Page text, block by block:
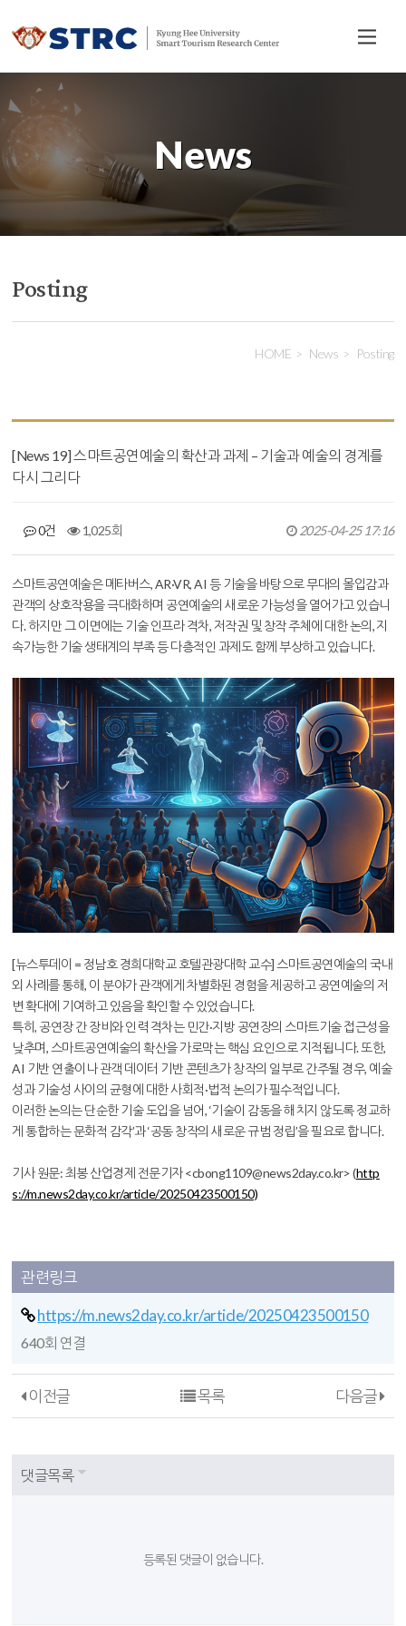
전
체
News
Posting
HOME News Posting
[News 19] 스마트공연예술의 확산과 과제 – 기술과 예술의 경계를
다시 그리다
0건 1,025회 2025-04-25 17:16
본문
스마트공연예술은 메타버스, AR·VR, AI 등 기술을 바탕으로 무대의 몰입감과
관객의 상호작용을 극대화하며 공연예술의 새로운 가능성을 열어가고 있습니
다. 하지만 그 이면에는 기술 인프라 격차, 저작권 및 창작 주체에 대한 논의, 지
속가능한 기술 생태계의 부족 등 다층적인 과제도 함께 부상하고 있습니다.
[뉴스투데이 = 정남호 경희대학교 호텔관광대학 교수] 스마트공연예술의 국내
외 사례를 통해, 이 분야가 관객에게 차별화된 경험을 제공하고 공연예술의 저
변 확대에 기여하고 있음을 확인할 수 있었습니다.
특히, 공연장 간 장비와 인력 격차는 민간·지방 공연장의 스마트기술 접근성을
낮추며, 스마트공연예술의 확산을 가로막는 핵심 요인으로 지적됩니다. 또한,
AI 기반 연출이나 관객 데이터 기반 콘텐츠가 창작의 일부로 간주될 경우, 예술
성과 기술성 사이의 균형에 대한 사회적·법적 논의가 필수적입니다.
이러한 논의는 단순한 기술 도입을 넘어, ‘기술이 감동을 해치지 않도록 정교하
게 통합하는 문화적 감각’과 ‘공동 창작의 새로운 규범 정립’을 필요로 합니다.
기사 원문: 최봉 산업경제 전문기자 <cbong1109@news2day.co.kr> (http
s://m.news2day.co.kr/article/20250423500150)
관련링크
https://m.news2day.co.kr/article/20250423500150
640회 연결
이전글 다음글
목록
댓글목록
등록된 댓글이 없습니다.